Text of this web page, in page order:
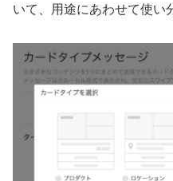
いて、用途にあわせて使い